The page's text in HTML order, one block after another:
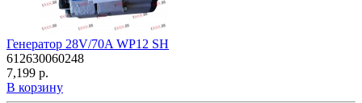
Генератор 28V/70A WP12 SH
612630060248
7,199 р.
В корзину